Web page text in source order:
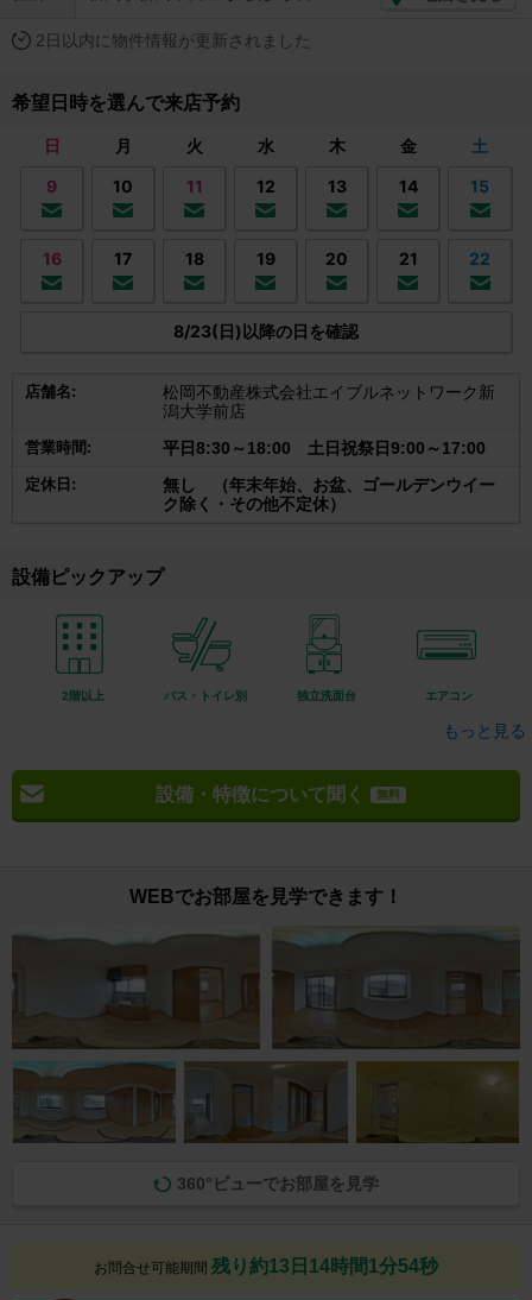
2日以内に物件情報が更新されました
希望日時を選んで来店予約
日 月 火 水 木 金
土
9
10 11 12 13 14 15
16 17 18 19 20 21 22
8/23(日)以降の日を確認
店舗名:
松岡不動産株式会社エイブルネットワーク新
潟大学前店
営業時間: 平日8:30～18:00 土日祝祭日9:00～17:00
定休日:
無し （年末年始、お盆、ゴールデンウイー
ク除く・その他不定休）
設備ピックアップ
2階以上 バス・トイレ別 独立洗面台 エアコン
もっと見る
設備・特徴について聞く 無料
WEBでお部屋を見学できます！
360°ビューでお部屋を見学
お問合せ可能期間 残り約13日14時間1分53秒